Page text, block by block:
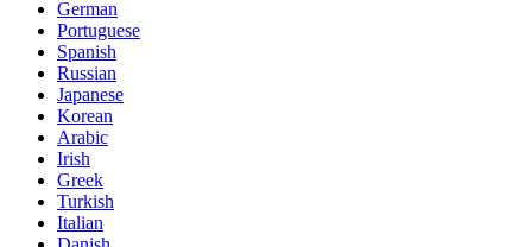
German
Portuguese
Spanish
Russian
Japanese
Korean
Arabic
Irish
Greek
Turkish
Italian